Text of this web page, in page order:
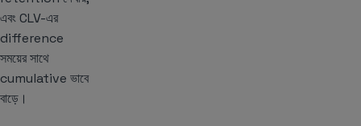
এবং CLV-এর
difference
সময়ের সাথে
cumulative ভাবে
বাড়ে।